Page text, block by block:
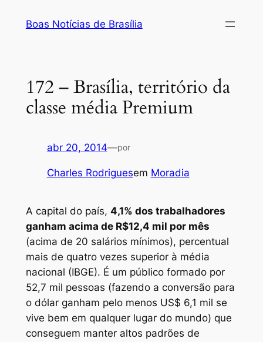
Boas Notícias de Brasília
172 – Brasília, território da
classe média Premium
abr 20, 2014—por
Charles Rodriguesem Moradia
A capital do país, 4,1% dos trabalhadores
ganham acima de R$12,4 mil por mês
(acima de 20 salários mínimos), percentual
mais de quatro vezes superior à média
nacional (IBGE). É um público formado por
52,7 mil pessoas (fazendo a conversão para
o dólar ganham pelo menos US$ 6,1 mil se
vive bem em qualquer lugar do mundo) que
conseguem manter altos padrões de